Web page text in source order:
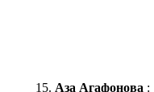
Аза Агафонова :